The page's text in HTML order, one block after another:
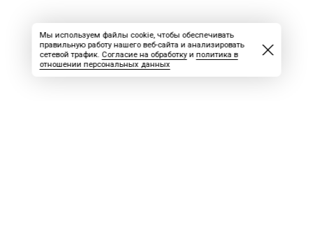
Мы используем файлы cookie, чтобы обеспечивать
правильную работу нашего веб-сайта и анализировать
сетевой трафик. Согласие на обработкуи политика в
отношении персональных данных